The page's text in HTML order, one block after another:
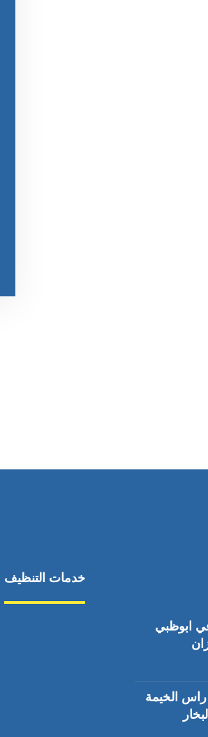
ابوظبي
الخيمة
خدمات التنظيف